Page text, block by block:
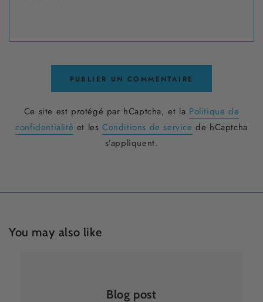
PUBLIER UN COMMENTAIRE
Ce site est protégé par hCaptcha, et la Politique de
confidentialité et les Conditions de service de hCaptcha
s’appliquent.
You may also like
Blog post